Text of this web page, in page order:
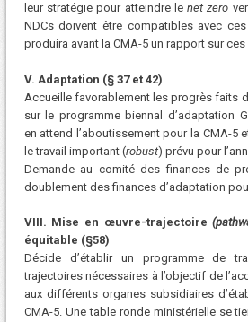
leur stratégie pour atteindre lenet zero
NDCs doivent être compatibles avec
produira avant la CMA-5 un rapport sur
V. Adaptation (§ 37 et 42)
Accueille favorablement les progrès faits
sur le programme biennal d’adaptation
en attend l’aboutissement pour la CMA-5
le travail important (robust) prévu pour
Demande au comité des finances de
doublement des finances d’adaptation
VIII. Mise en œuvre-trajectoire
équitable (§58)
Décide d’établir un programme de
trajectoires nécessaires à l’objectif de
aux différents organes subsidiaires
CMA-5. Une table ronde ministérielle se